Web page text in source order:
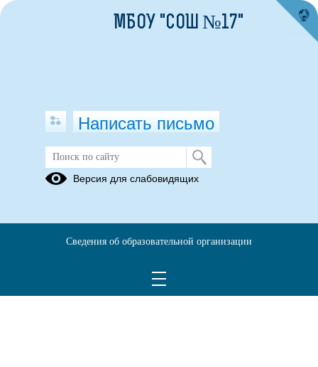
МБОУ "СОШ №17"
Написать письмо
Версия для слабовидящих
Сведения об образовательной организации